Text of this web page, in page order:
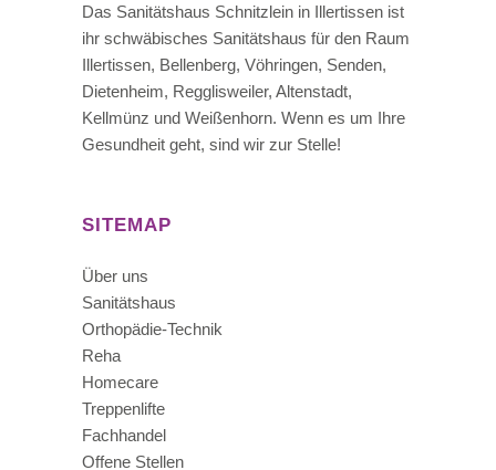
Das Sanitätshaus Schnitzlein in Illertissen ist
ihr schwäbisches Sanitätshaus für den Raum
Illertissen, Bellenberg, Vöhringen, Senden,
Dietenheim, Regglisweiler, Altenstadt,
Kellmünz und Weißenhorn. Wenn es um Ihre
Gesundheit geht, sind wir zur Stelle!
SITEMAP
Über uns
Sanitätshaus
Orthopädie-Technik
Reha
Homecare
Treppenlifte
Fachhandel
Offene Stellen